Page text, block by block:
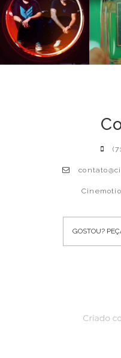
GOSTOU?